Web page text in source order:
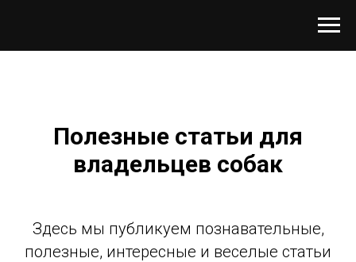
Полезные статьи для
владельцев собак
Здесь мы публикуем познавательные,
полезные, интересные и веселые статьи